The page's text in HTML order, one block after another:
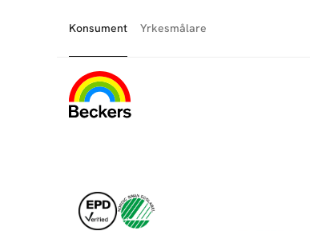
Konsument Yrkesmålare